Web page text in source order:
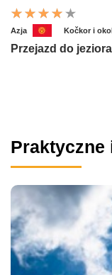
Azja Kočkor i
Przejazd do
Praktyczne